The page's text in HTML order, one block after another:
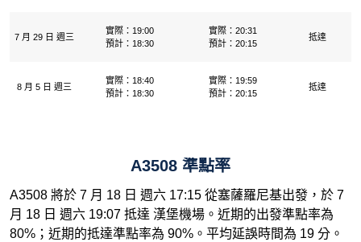
7 月 29 日 週三
實際：19:00
預計：18:30
實際：20:31
預計：20:15
抵達
8 月 5 日 週三
實際：18:40
預計：18:30
實際：19:59
預計：20:15
抵達
A3508 準點率
A3508 將於 7 月 18 日 週六 17:15 從塞薩羅尼基出發，於 7
月 18 日 週六 19:07 抵達 漢堡機場。近期的出發準點率為
80%；近期的抵達準點率為 90%。平均延誤時間為 19 分。